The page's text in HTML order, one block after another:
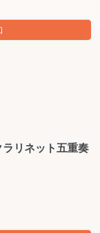
ラリネット五重奏